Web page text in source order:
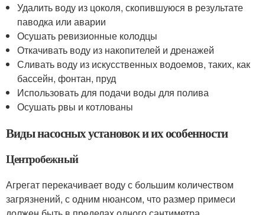
Удалить воду из цоколя, скопившуюся в результате
паводка или аварии
Осушать ревизионные колодцы
Откачивать воду из накопителей и дренажей
Сливать воду из искусственных водоемов, таких, как
бассейн, фонтан, пруд
Использовать для подачи воды для полива
Осушать рвы и котлованы
Виды насосных установок и их особенности
Центробежный
Агрегат перекачивает воду с большим количеством
загрязнений, с одним нюансом, что размер примеси